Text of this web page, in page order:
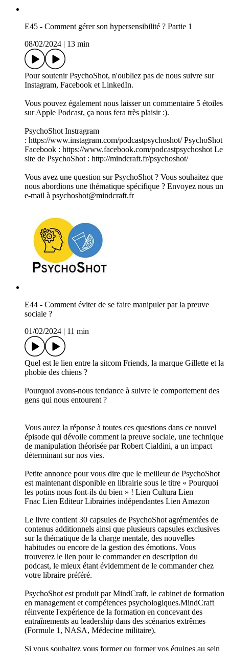
E45 - Comment gérer son hypersensibilité ? Partie 1
08/02/2024
13 min
Pour soutenir PsychoShot, n'oubliez pas de nous suivre sur
Instagram, Facebook et LinkedIn.
Vous pouvez également nous laisser un commentaire 5 étoiles
sur Apple Podcast, ça nous fera très plaisir :).
PsychoShot Instragram
:⁠⁠ https://www.instagram.com/podcastpsychoshot/⁠⁠ PsychoShot
Facebook :⁠⁠ https://www.facebook.com/podcastpsychoshot⁠⁠ Le
site de PsychoShot :⁠⁠ http://mindcraft.fr/psychoshot/⁠⁠
Vous avez une question sur PsychoShot ? Vous souhaitez que
nous abordions une thématique spécifique ? Envoyez nous un
e-mail à psychoshot@mindcraft.fr
E44 - Comment éviter de se faire manipuler par la preuve
sociale ?
01/02/2024
11 min
Quel est le lien entre la sitcom Friends, la marque Gillette et la
phobie des chiens ?
Pourquoi avons-nous tendance à suivre le comportement des
gens qui nous entourent ?
Vous aurez la réponse à toutes ces questions dans ce nouvel
épisode qui dévoile comment la preuve sociale, une technique
de manipulation théorisée par Robert Cialdini, a un impact
déterminant sur nos vies.
Petite annonce pour vous dire que le meilleur de PsychoShot
est maintenant disponible en librairie sous le titre « Pourquoi
les potins nous font-ils du bien » ! ⁠Lien Cultura ⁠⁠Lien
Fnac⁠ ⁠Lien Editeur⁠ ⁠Librairies indépendantes⁠ ⁠Lien Amazon⁠
Le livre contient 30 capsules de PsychoShot agrémentées de
contenus additionnels ainsi que plusieurs capsules exclusives
sur la thématique de la charge mentale, des nouvelles
habitudes ou encore de la gestion des émotions. Vous
trouverez le lien pour le commander en description du
podcast, le mieux étant évidemment de le commander chez
votre libraire préféré.
PsychoShot est produit par MindCraft, le cabinet de formation
en management et compétences psychologiques.MindCraft
réinvente l'expérience de la formation en concevant des
entraînements au leadership dans des scénarios extrêmes
(Formule 1, NASA, Médecine militaire).
Si vous souhaitez vous former ou former vos équipes au sein